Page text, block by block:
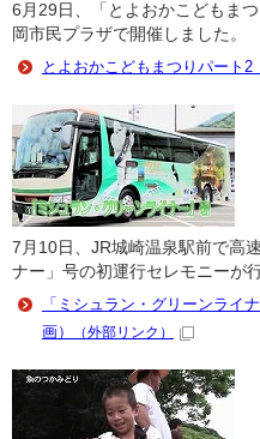
6月29日、「とよおかこどもま
岡市民プラザで開催しました。
とよおかこどもまつりパート2
7月10日、JR城崎温泉駅前で高
ナー」号の初運行セレモニーが
「ミシュラン・グリーンライ
画）
（外部リンク）